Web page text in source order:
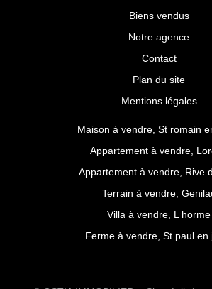
Biens vendus
Notre agence
Contact
Plan du site
Mentions légales
Maison à vendre, St romain
Appartement à vendre,
Appartement à vendre, Rive
Terrain à vendre,
Villa à vendre, L horme
Ferme à vendre, St paul en